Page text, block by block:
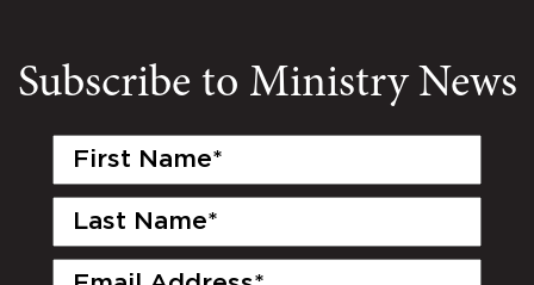
Subscribe to Ministry News
First
Last
Email
(Required)